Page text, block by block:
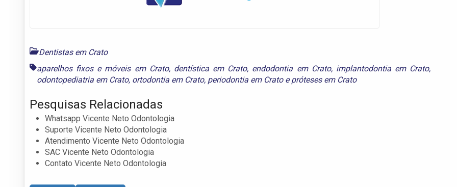
Dentistas em Crato
aparelhos fixos e móveis em Crato, dentística em Crato, endodontia em Crato, implantodontia em Crato,
odontopediatria em Crato, ortodontia em Crato, periodontia em Cratoepróteses em Crato
Pesquisas Relacionadas
Whatsapp Vicente Neto Odontologia
Suporte Vicente Neto Odontologia
Atendimento Vicente Neto Odontologia
SAC Vicente Neto Odontologia
Contato Vicente Neto Odontologia